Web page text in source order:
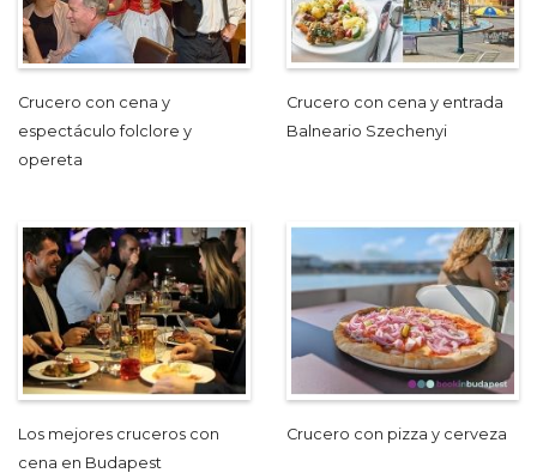
Crucero con cena y
espectáculo folclore y
opereta
Crucero con cena y entrada
Balneario Szechenyi
Los mejores cruceros con
cena en Budapest
Crucero con pizza y cerveza